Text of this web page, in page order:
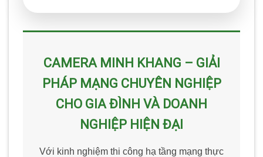
CAMERA MINH KHANG – GIẢI
PHÁP MẠNG CHUYÊN NGHIỆP
CHO GIA ĐÌNH VÀ DOANH
NGHIỆP HIỆN ĐẠI
Với kinh nghiệm thi công hạ tầng mạng thực